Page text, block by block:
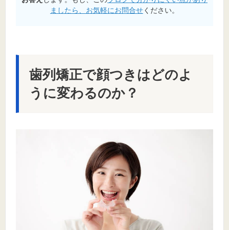
ましたら、お気軽にお問合せください。
歯列矯正で顔つきはどのよ
うに変わるのか？